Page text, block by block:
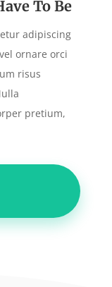
To Be
adipiscing
ornare orci
risus
pretium,